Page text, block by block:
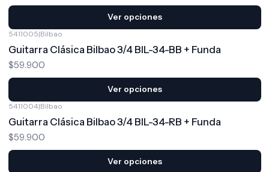
Ver opciones
5411005|Bilbao
Guitarra Clásica Bilbao 3/4 BIL-34-BB + Funda
$59.900
Ver opciones
5411004|Bilbao
Guitarra Clásica Bilbao 3/4 BIL-34-RB + Funda
$59.900
Ver opciones